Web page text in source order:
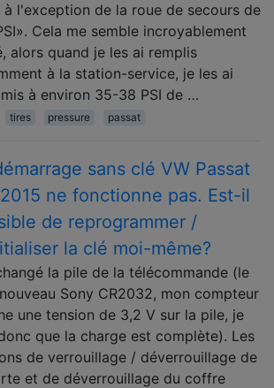
à l'exception de la roue de secours de
Cela me semble incroyablement
alors quand je les ai remplis
à la station-service, je les ai
à environ 35-38 PSI de …
tires pressure passat
sans clé VW Passat
ne fonctionne pas. Est-il
de reprogrammer /
la clé moi-même?
la pile de la télécommande (le
Sony CR2032, mon compteur
une tension de 3,2 V sur la pile, je
que la charge est complète). Les
de verrouillage / déverrouillage de
et de déverrouillage du coffre